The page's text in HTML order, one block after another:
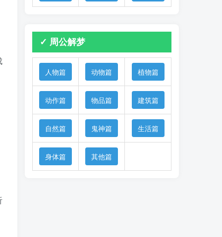
✓ 周公解梦
人物篇 动物篇 植物篇
动作篇 物品篇 建筑篇
自然篇 鬼神篇 生活篇
身体篇 其他篇